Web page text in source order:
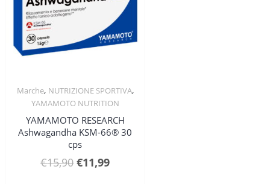
Quick View
Marche, NUTRIZIONE SPORTIVA,
YAMAMOTO NUTRITION
YAMAMOTO RESEARCH
Ashwagandha KSM-66® 30
cps
€15,90 Il
€11,99Il